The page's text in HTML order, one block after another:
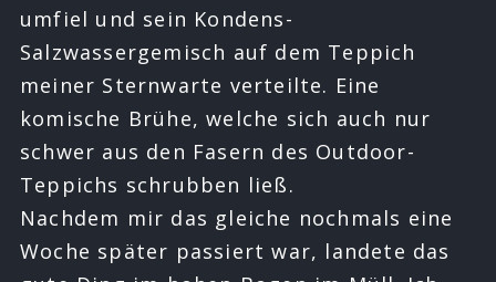
umfiel und sein Kondens-
Salzwassergemisch auf dem Teppich
meiner Sternwarte verteilte. Eine
komische Brühe, welche sich auch nur
schwer aus den Fasern des Outdoor-
Teppichs schrubben ließ.
Nachdem mir das gleiche nochmals eine
Woche später passiert war, landete das